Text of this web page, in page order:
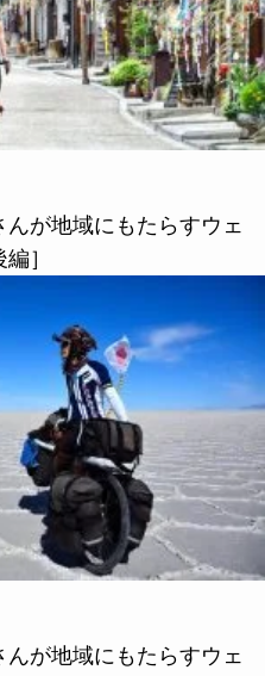
が地域にもたらすウェ
］
が地域にもたらすウェ